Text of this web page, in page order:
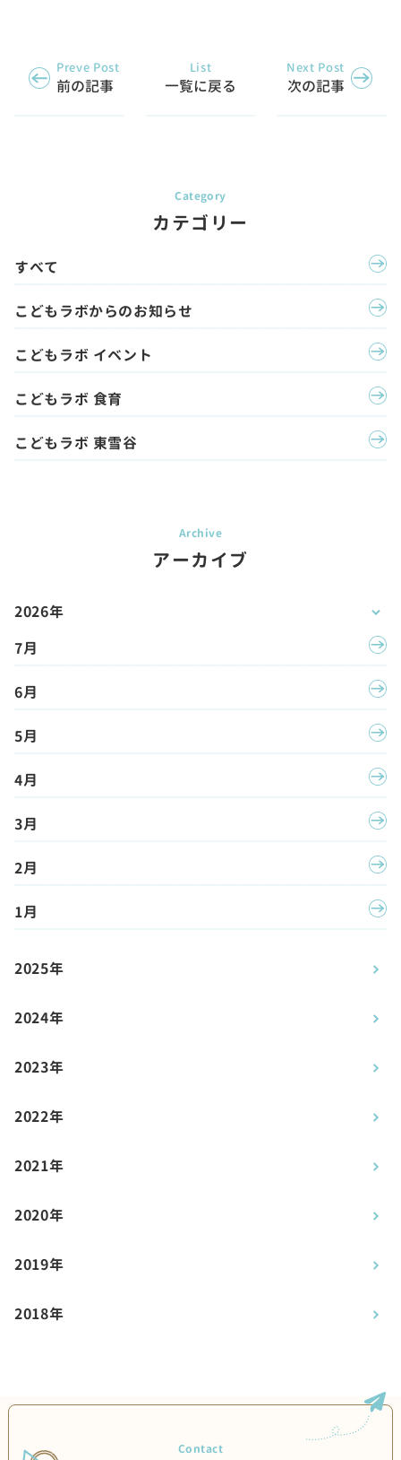
Preve Post
前の記事
List
一覧に戻る
Next Post
次の記事
カテゴリー
すべて
こどもラボからのお知らせ
こどもラボ イベント
こどもラボ 食育
こどもラボ 東雪谷
アーカイブ
2026年
7月
6月
5月
4月
3月
2月
1月
2025年
2024年
2023年
2022年
2021年
2020年
2019年
2018年